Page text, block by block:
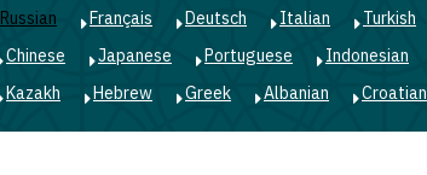
Russian Français Deutsch Italian Turkish
Chinese Japanese Portuguese Indonesian
Kazakh Hebrew Greek Albanian Croatian